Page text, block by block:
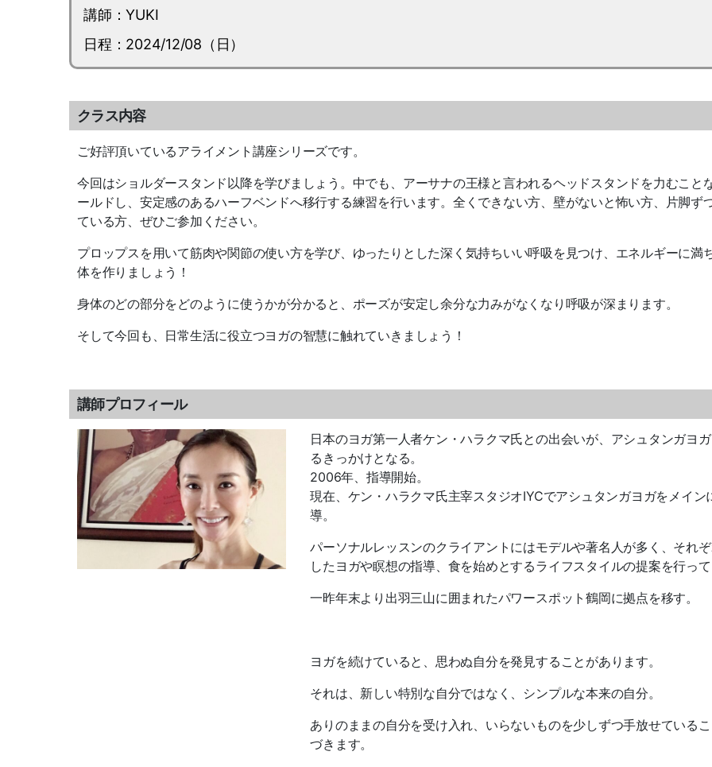
講師：YUKI
日程：2024/12/08（日）
クラス内容
ご好評頂いているアライメント講座シリーズです。
今回はショルダースタンド以降を学びましょう。中でも、アーサナの王様と言われるヘッドスタンドを力むこと
ールドし、安定感のあるハーフベンドへ移行する練習を行います。全くできない方、壁がないと怖い方、片脚ず
ている方、ぜひご参加ください。
プロップスを用いて筋肉や関節の使い方を学び、ゆったりとした深く気持ちいい呼吸を見つけ、エネルギーに満
体を作りましょう！
身体のどの部分をどのように使うかが分かると、ポーズが安定し余分な力みがなくなり呼吸が深まります。
そして今回も、日常生活に役立つヨガの智慧に触れていきましょう！
講師プロフィール
日本のヨガ第一人者ケン・ハラクマ氏との出会いが、アシュタンガヨ
るきっかけとなる。
2006年、指導開始。
現在、ケン・ハラクマ氏主宰スタジオIYCでアシュタンガヨガをメイン
導。
パーソナルレッスンのクライアントにはモデルや著名人が多く、それ
したヨガや瞑想の指導、食を始めとするライフスタイルの提案を行っ
一昨年末より出羽三山に囲まれたパワースポット鶴岡に拠点を移す。
ヨガを続けていると、思わぬ自分を発見することがあります。
それは、新しい特別な自分ではなく、シンプルな本来の自分。
ありのままの自分を受け入れ、いらないものを少しずつ手放せている
づきます。